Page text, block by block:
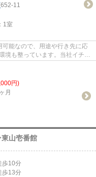
652-11
1室
能なので、用途や行き先に応
境も整っています。当社イチオ
円)
月
山壱番館
歩10分
歩13分